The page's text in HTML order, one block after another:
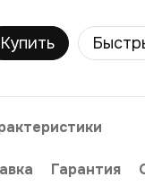
Купить
Гарантия